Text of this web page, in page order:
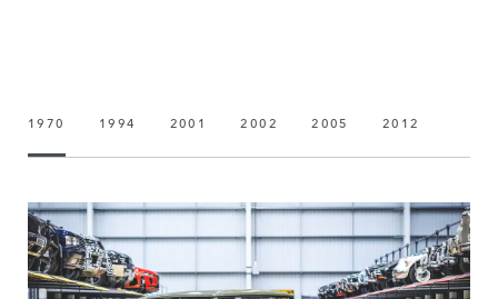
1970 1994 2001 2002 2005 2012